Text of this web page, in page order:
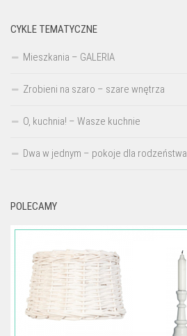
CYKLE TEMATYCZNE
Mieszkania – GALERIA
Zrobieni na szaro – szare wnętrza
O, kuchnia! – Wasze kuchnie
Dwa w jednym – pokoje dla rodzeństwa
POLECAMY